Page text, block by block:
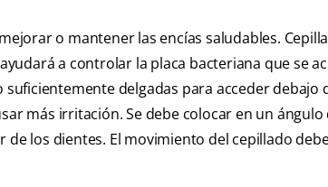
o mantener las encías saludables.
a controlar la placa bacteriana que se
delgadas para acceder debajo
más irritación. Se debe colocar en un ángulo
los dientes. El movimiento del cepillado